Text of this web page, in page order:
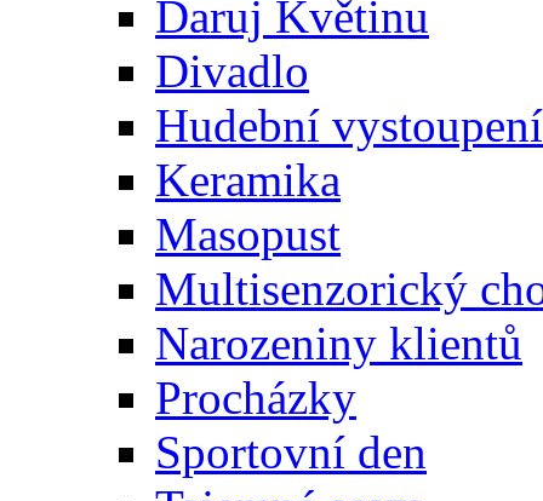
Daruj Květinu
Divadlo
Hudební vystoupení
Keramika
Masopust
Multisenzorický
Narozeniny klientů
Procházky
Sportovní den